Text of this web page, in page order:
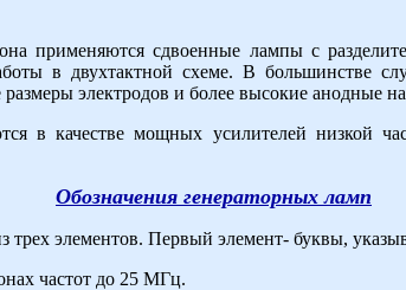
применяются сдвоенные лампы с
в двухтактной схеме. В большинстве
электродов и более высокие анодные
в качестве мощных усилителей низкой
Обозначения генераторных ламп
трех элементов. Первый элемент- буквы,
частот до 25 МГц.